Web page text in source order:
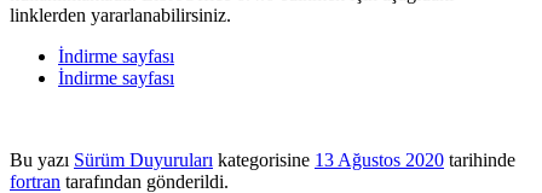
linklerden yararlanabilirsiniz.
İndirme sayfası
İndirme sayfası
Bu yazı Sürüm Duyuruları kategorisine 13 Ağustos 2020 tarihinde
fortran tarafından gönderildi.